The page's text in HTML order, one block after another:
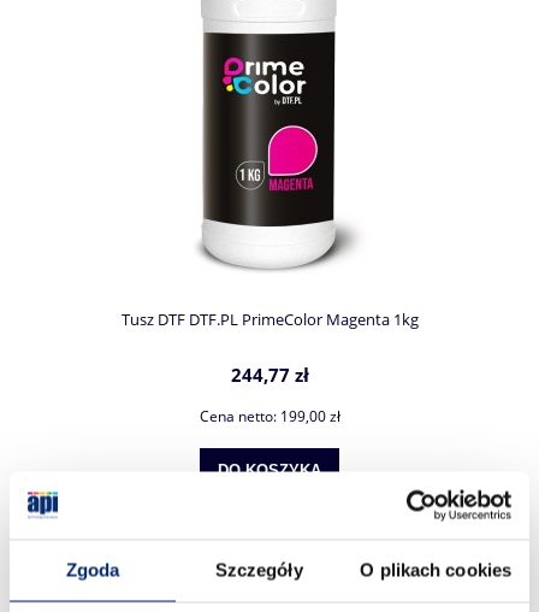
Zgoda Szczegóły O plikach cookies
Tusz DTF DTF.PL PrimeColor Magenta 1kg
244,77 zł
Cena netto: 199,00 zł
DO KOSZYKA